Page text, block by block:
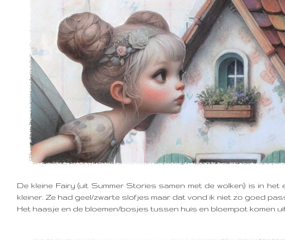
De kleine Fairy (uit Summer Stories samen met de wolken) is in
kleiner. Ze had geel/zwarte slofjes maar dat vond ik niet zo goed
Het haasje en de bloemen/bosjes tussen huis en bloempot komen